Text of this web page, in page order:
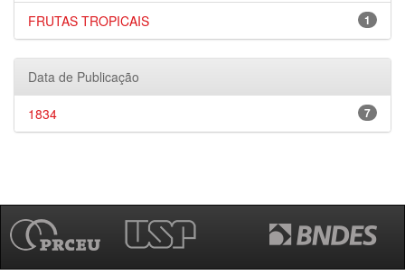
1
FRUTAS TROPICAIS
Data de Publicação
7
1834